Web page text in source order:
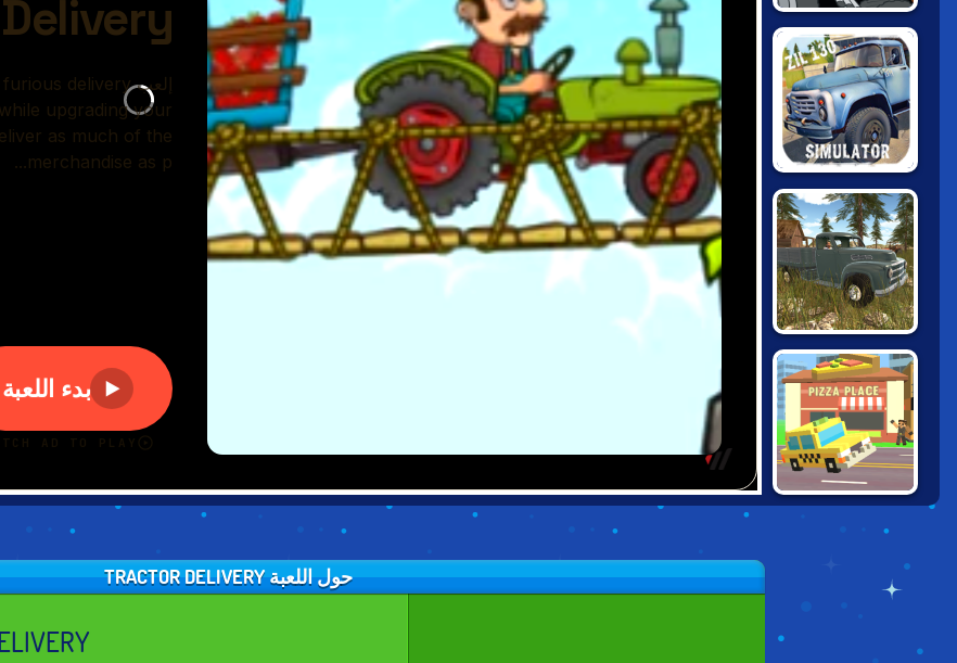
SCOOBY DOO:
MONSTER TRUCK
RUSSIAN CAR
DRIVER: ZIL-130
RUSSIAN PICKUP
DRIVER
CHALLENGE
PIXEL ROAD: TAXI
حول اللعبة TRACTOR DELIVERY